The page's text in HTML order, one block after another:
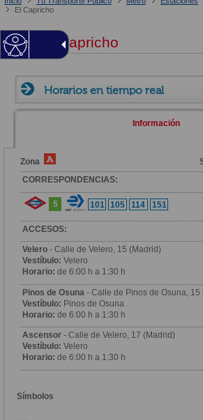
El Capricho
El Capricho
Horarios en tiempo real
Información
Zona
CORRESPONDENCIAS:
5 101 105 114 151
ACCESOS:
Velero - Calle de Velero, 15 (Madrid)
Vestíbulo: Velero
Horario: de 6:00 h a 1:30 h
Pinos de Osuna - Calle de Pinos de Osuna, 15
Vestíbulo: Pinos de Osuna
Horario: de 6:00 h a 1:30 h
Ascensor - Calle de Velero, 17 (Madrid)
Vestíbulo: Velero
Horario: de 6:00 h a 1:30 h
Símbolos